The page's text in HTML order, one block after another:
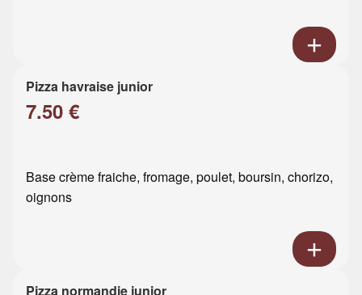
Pizza havraise junior
7.50 €
Base crème fraiche, fromage, poulet, boursin, chorizo,
oignons
Pizza normandie junior